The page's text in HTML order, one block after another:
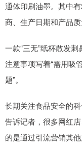
通体印刷油墨。其中
商、生产日期和产品质
一款“三无”纸杯散发
注意事项写着“需用吸
题”。
长期关注食品安全的
告诉记者，很多网红
的是通过引流营销其